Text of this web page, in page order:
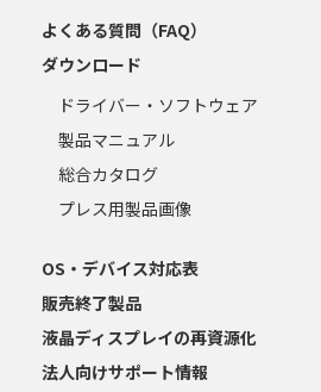
よくある質問（FAQ）
ダウンロード
ドライバー・ソフトウェア
製品マニュアル
総合カタログ
プレス用製品画像
OS・デバイス対応表
販売終了製品
液晶ディスプレイの再資源化
法人向けサポート情報